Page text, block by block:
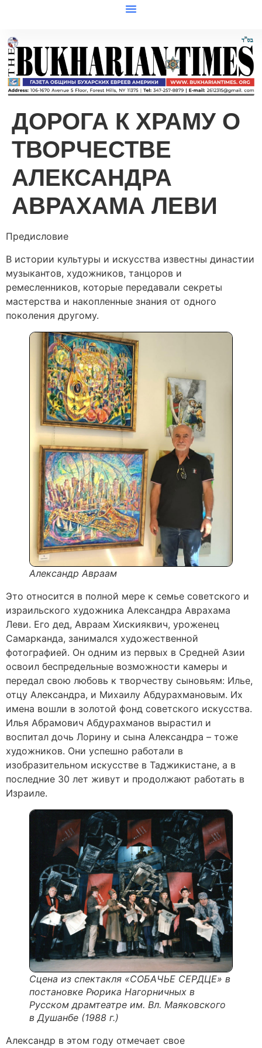
ДОРОГА К ХРАМУ О
ТВОРЧЕСТВЕ
АЛЕКСАНДРА
АВРАХАМА ЛЕВИ
Предисловие
В истории культуры и искусства известны династии
музыкантов, художников, танцоров и
ремесленников, которые передавали секреты
мастерства и накопленные знания от одного
поколения другому.
Александр Авраам
Это относится в полной мере к семье советского и
израильского художника Александра Аврахама
Леви. Его дед, Авраам Хискияквич, уроженец
Самарканда, занимался художественной
фотографией. Он одним из первых в Средней Азии
освоил беспредельные возможности камеры и
передал свою любовь к творчеству сыновьям: Илье,
отцу Александра, и Михаилу Абдурахмановым. Их
имена вошли в золотой фонд советского искусства.
Илья Абрамович Абдурахманов вырастил и
воспитал дочь Лорину и сына Александра – тоже
художников. Они успешно работали в
изобразительном искусстве в Таджикистане, а в
последние 30 лет живут и продолжают работать в
Израиле.
Сцена из спектакля «СОБАЧЬЕ СЕРДЦЕ» в
постановке Рюрика Нагорничных в
Русском драмтеатре им. Вл. Маяковского
в Душанбе (1988 г.)
Александр в этом году отмечает свое